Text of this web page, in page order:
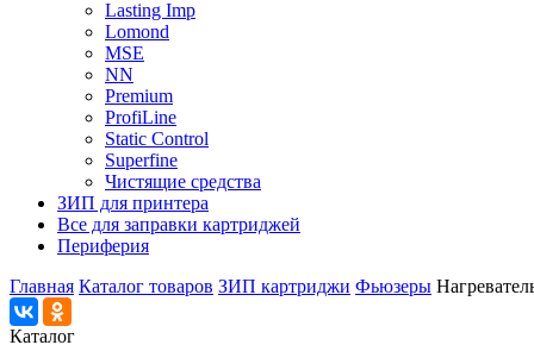
Lasting Imp
Lomond
MSE
NN
Premium
ProfiLine
Static Control
Superfine
Чистящие средства
ЗИП для принтера
Все для заправки картриджей
Периферия
Главная Каталог товаров ЗИП картриджи Фьюзеры
Каталог